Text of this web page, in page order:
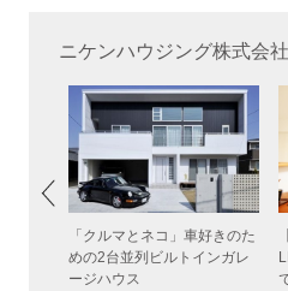
ニケンハウジング株式会
「クルマとネコ」車好きのた
めの2台並列ビルトインガレ
ージハウス